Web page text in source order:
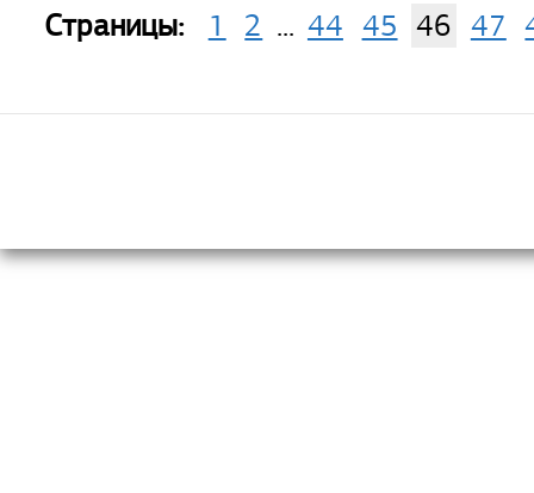
Страницы: 1 2 ... 44 45 46 47